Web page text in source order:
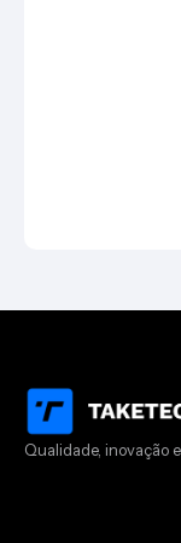
Qualidade, inovação